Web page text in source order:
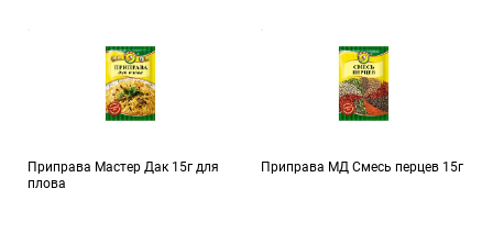
Приправа Мастер Дак 15г для
плова
Приправа МД Смесь перцев 15г